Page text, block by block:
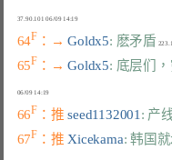
64F ：→ Goldx5: 麽矛盾
65F ：→ Goldx5: 底层们
66F ：推 seed1132001 : 产
67F ：推 Xicekama: 韩国